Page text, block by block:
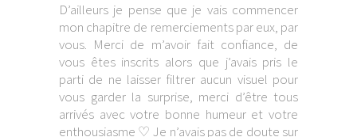
D’ailleurs je pense que je vais commencer
mon chapitre de remerciements par eux, par
vous. Merci de m’avoir fait confiance, de
vous êtes inscrits alors que j’avais pris le
parti de ne laisser filtrer aucun visuel pour
vous garder la surprise, merci d’être tous
arrivés avec votre bonne humeur et votre
enthousiasme ♡ Je n’avais pas de doute sur